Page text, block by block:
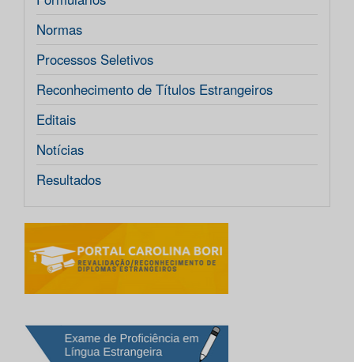
Normas
Processos Seletivos
Reconhecimento de Títulos Estrangeiros
Editais
Notícias
Resultados